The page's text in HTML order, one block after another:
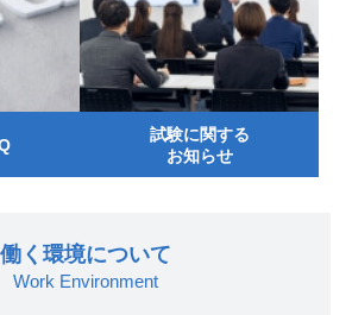
試験に関する
お知らせ
働く環境について
Work Environment